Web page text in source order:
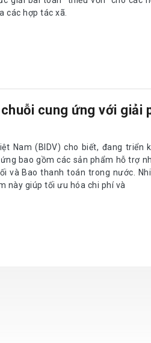
các hợp tác xã.
cung ứng với giải
Nam (BIDV) cho biết, đang triển
bao gồm các sản phẩm hỗ trợ
và Bao thanh toán trong nước.
này giúp tối ưu hóa chi phí và